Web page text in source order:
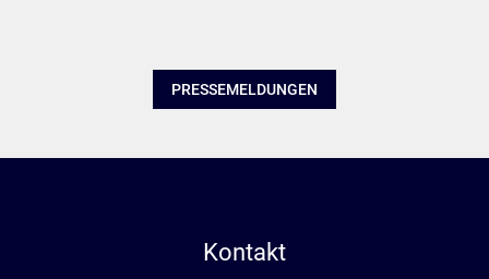
PRESSEMELDUNGEN
Kontakt